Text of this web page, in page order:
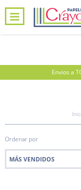
INICIO
Envios a
Ordenar por